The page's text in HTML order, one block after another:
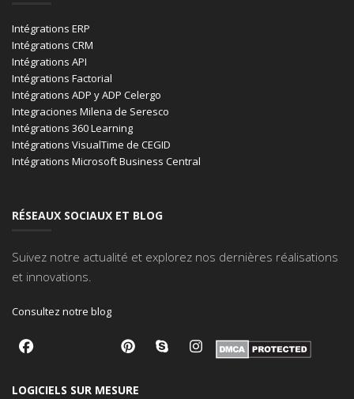
Intégrations ERP
Intégrations CRM
Intégrations API
Intégrations Factorial
Intégrations ADP y ADP Celergo
Integraciones Milena de Seresco
Intégrations 360 Learning
Intégrations VisualTime de CEGID
Intégrations Microsoft Business Central
RÉSEAUX SOCIAUX ET BLOG
Suivez notre actualité et explorez nos dernières réalisations
et innovations.
Consultez notre blog
LOGICIELS SUR MESURE